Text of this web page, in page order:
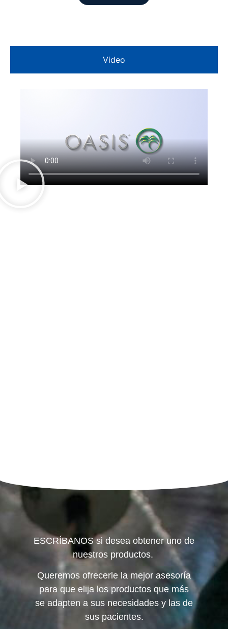
Video
ESCRÍBANOS si desea obtener uno de
nuestros productos.
Queremos ofrecerle la mejor asesoría
para que elija los productos que más
se adapten a sus necesidades y las de
sus pacientes.